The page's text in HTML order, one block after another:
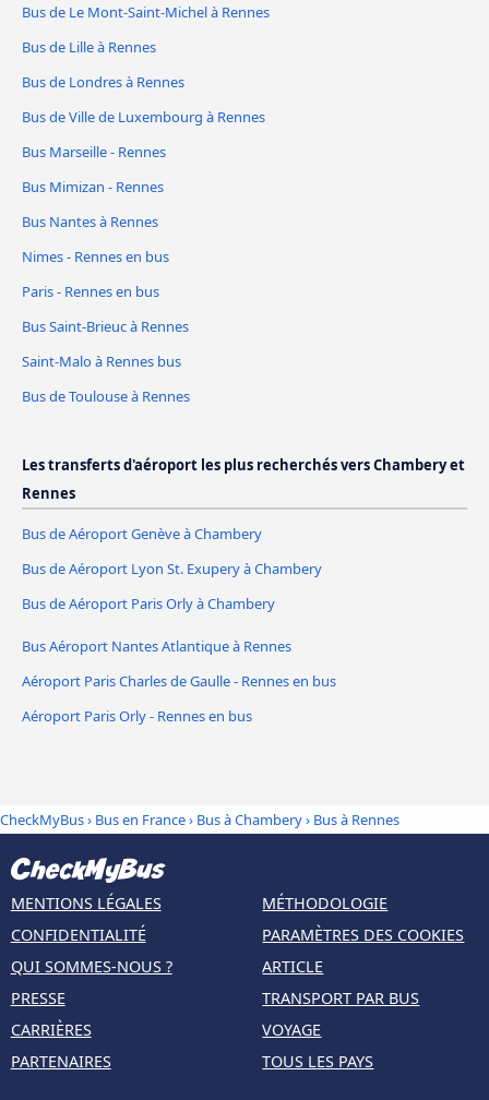
Bus de Le Mont-Saint-Michel à Rennes
Bus de Lille à Rennes
Bus de Londres à Rennes
Bus de Ville de Luxembourg à Rennes
Bus Marseille - Rennes
Bus Mimizan - Rennes
Bus Nantes à Rennes
Nimes - Rennes en bus
Paris - Rennes en bus
Bus Saint-Brieuc à Rennes
Saint-Malo à Rennes bus
Bus de Toulouse à Rennes
Les transferts d'aéroport les plus recherchés vers Chambery et
Rennes
Bus de Aéroport Genève à Chambery
Bus de Aéroport Lyon St. Exupery à Chambery
Bus de Aéroport Paris Orly à Chambery
Bus Aéroport Nantes Atlantique à Rennes
Aéroport Paris Charles de Gaulle - Rennes en bus
Aéroport Paris Orly - Rennes en bus
CheckMyBus› Bus en France› Bus à Chambery› Bus à Rennes
MENTIONS LÉGALES
CONFIDENTIALITÉ
QUI SOMMES-NOUS ?
PRESSE
CARRIÈRES
PARTENAIRES
MÉTHODOLOGIE
PARAMÈTRES DES COOKIES
ARTICLE
TRANSPORT PAR BUS
VOYAGE
TOUS LES PAYS